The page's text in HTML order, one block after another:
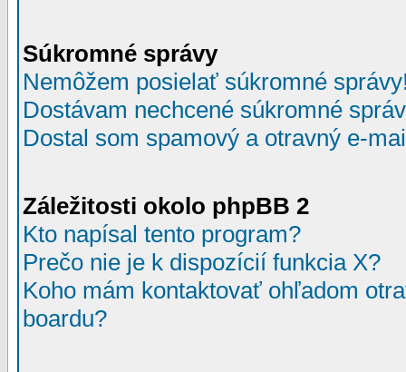
Súkromné správy
Nemôžem posielať súkromné
Dostávam nechcené súkromné
Dostal som spamový a otravný e-
Záležitosti okolo phpBB 2
Kto napísal tento program?
Prečo nie je k dispozícií funkcia X?
Koho mám kontaktovať ohľadom
boardu?